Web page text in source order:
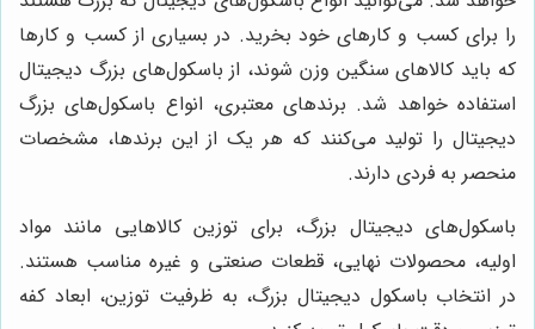
برای کسب و کارهای خود بخرید. در بسیاری از کسب و کارها
باید کالاهای سنگین وزن شوند، از باسکول‌های بزرگ دیجیتال
خواهد شد. برندهای معتبری، انواع باسکول‌های بزرگ
را تولید می‌کنند که هر یک از این برندها، مشخصات
به فردی دارند.
دیجیتال بزرگ، برای توزین کالاهایی مانند مواد
محصولات نهایی، قطعات صنعتی و غیره مناسب هستند.
انتخاب باسکول دیجیتال بزرگ، به ظرفیت توزین، ابعاد کفه